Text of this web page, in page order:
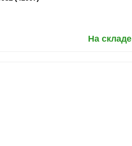
На складе